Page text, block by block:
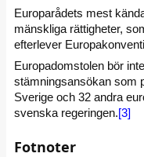
Europarådets mest
mänskliga rättigheter,
efterlever
Europadomstolen bör
stämningsansökan som
Sverige och 32 andra
svenska regeringen.[3]
Fotnoter